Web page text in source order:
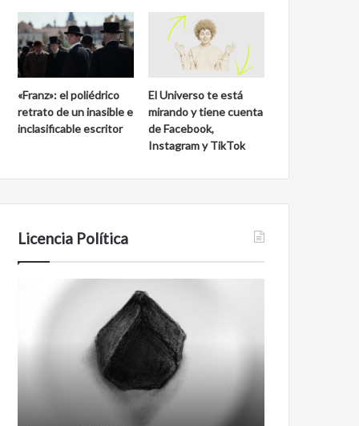
«Franz»: el poliédrico
retrato de un inasible e
inclasificable escritor
El Universo te está
mirando y tiene cuenta
de Facebook,
Instagram y TikTok
Licencia Política